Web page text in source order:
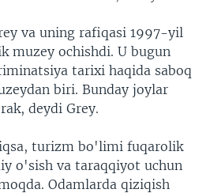
va uning rafiqasi 1997-yil
muzey ochishdi. U bugun
tarixi haqida saboq
biri. Bunday joylar
deydi Grey.
turizm bo'limi fuqarolik
o'sish va taraqqiyot uchun
Odamlarda qiziqish